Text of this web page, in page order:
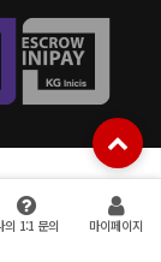
의 1:1 문의 마이페이지